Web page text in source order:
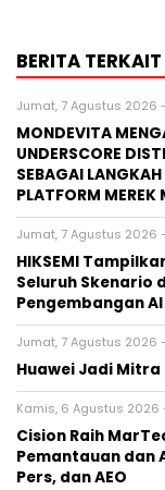
BERITA TERKAIT
Jumat, 7 Agustus 2026
MONDEVITA
UNDERSCORE
SEBAGAI
PLATFORM MEREK
Jumat, 7 Agustus 2026 -
HIKSEMI
Seluruh Skenario
Pengembangan
Jumat, 7 Agustus 2026
Huawei Jadi Mitra
Kamis, 6 Agustus 2026
Cision Raih
Pemantauan dan
Pers, dan AEO